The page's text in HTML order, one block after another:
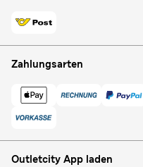
Zahlungsarten
Outletcity App laden